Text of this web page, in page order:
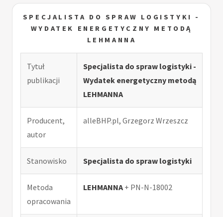
SPECJALISTA DO SPRAW LOGISTYKI -
WYDATEK ENERGETYCZNY METODĄ
LEHMANNA
Tytuł
publikacji
Specjalista do spraw logistyki -
Wydatek energetyczny metodą
LEHMANNA
Producent,
autor
alleBHP.pl, Grzegorz Wrzeszcz
Stanowisko Specjalista do spraw logistyki
Metoda
opracowania
LEHMANNA + PN-N-18002